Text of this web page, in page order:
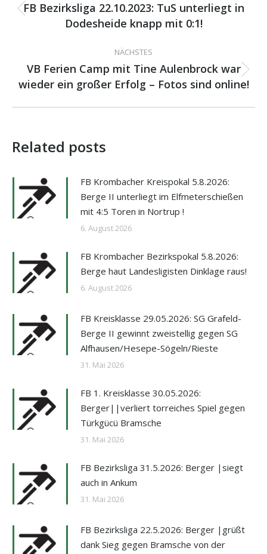
Vorheriger
Beitrag:
FB Bezirksliga 22.10.2023: TuS unterliegt in
Dodesheide knapp mit 0:1!
NÄCHSTES
Nächster
Beitrag:
VB Ferien Camp mit Tine Aulenbrock war
wieder ein großer Erfolg – Fotos sind online!
Related posts
FB Krombacher Kreispokal 5.8.2026:
Berge II unterliegt im Elfmeterschießen
mit 4:5 Toren in Nortrup !
6. August 2026
FB Krombacher Bezirkspokal 5.8.2026:
Berge haut Landesligisten Dinklage raus!
6. August 2026
FB Kreisklasse 29.05.2026: SG Grafeld-
Berge II gewinnt zweistellig gegen SG
Alfhausen/Hesepe-Sögeln/Rieste
31. Mai 2026
FB 1. Kreisklasse 30.05.2026:
Berger||verliert torreiches Spiel gegen
Türkgücü Bramsche
31. Mai 2026
FB Bezirksliga 31.5.2026: Berger |siegt
auch in Ankum
31. Mai 2026
FB Bezirksliga 22.5.2026: Berger |grüßt
dank Sieg gegen Bramsche von der